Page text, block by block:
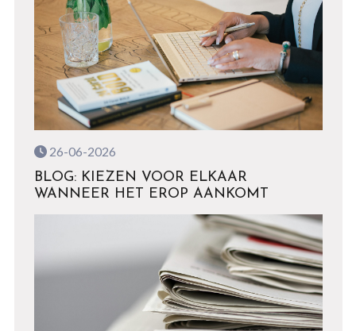
26-06-2026
BLOG: KIEZEN VOOR ELKAAR
WANNEER HET EROP AANKOMT